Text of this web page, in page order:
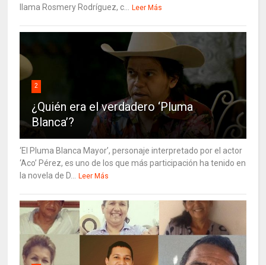
llama Rosmery Rodríguez, c...
Leer Más
2
¿Quién era el verdadero ‘Pluma
Blanca’?
‘El Pluma Blanca Mayor’, personaje interpretado por el actor
‘Aco’ Pérez, es uno de los que más participación ha tenido en
la novela de D...
Leer Más